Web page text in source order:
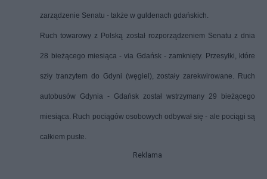
zarządzenie Senatu - także w guldenach gdańskich.
Ruch towarowy z Polską został rozporządzeniem Senatu z dnia
28 bieżącego miesiąca - via Gdańsk - zamknięty. Przesyłki, które
szły tranzytem do Gdyni (węgiel), zostały zarekwirowane. Ruch
autobusów Gdynia - Gdańsk został wstrzymany 29 bieżącego
miesiąca. Ruch pociągów osobowych odbywał się - ale pociągi są
całkiem puste.
Reklama